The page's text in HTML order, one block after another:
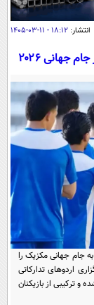
انتشار: ۱۸:۱۲ - ۱۱-۰۳-۱۴۰۵
جهانی ۲۰۲۶
نهایی ۲۶ بازیکن اعزامی به جام جهانی مکزیک را
اردوهای تدارکاتی
و ترکیبی از بازیکنان